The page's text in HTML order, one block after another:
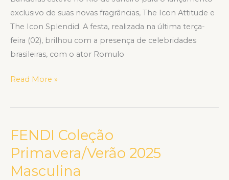
exclusivo de suas novas fragrâncias, The Icon Attitude e
The Icon Splendid. A festa, realizada na última terça-
feira (02), brilhou com a presença de celebridades
brasileiras, com o ator Romulo
Read More »
FENDI Coleção
Primavera/Verão 2025
Masculina
FENDI
Coleção
Primavera/Verão
2025